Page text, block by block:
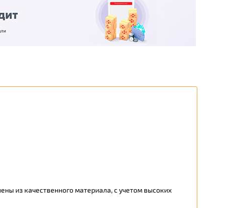
из качественного материала, с учетом высоких